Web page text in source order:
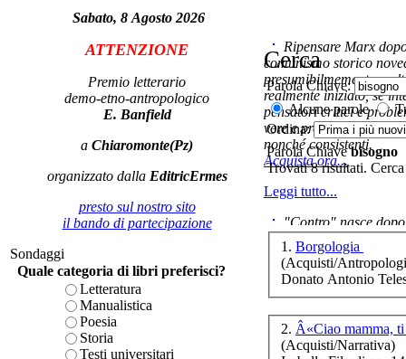
Sabato, 8 Agosto 2026
ATTENZIONE
Premio letterario
demo-etno-antropologico
E. Banfield
a Chiaromonte(Pz)
organizzato dalla EditricErmes
presto sul nostro sito
il bando di partecipazione
Sondaggi
Quale categoria di libri preferisci?
Letteratura
Manualistica
Poesia
Storia
Testi universitari
Ripensare Marx
comunismo storico
presumibilmemente
realmente iniziato, se
pensatori critici e
vere e proprie correnti
nonché consistenti.
Acquista ora...
Leggi tutto...
"Contro" nasce
cominciato con la
ripensaremarx. i saggi
questa collaborazione
è teorica, sempre però
presente fase.
Acquista ora...
A feed could not be
Cerca
Parola Chiave:
Alcune parole
Ordina:
Parola Chiavebisogno
Trovati 8 risultati.
1. Borgologia
(Acquisti/
Donato Antonio
2. Â«Ciao mamma,
(Acquisti/Narrativa)